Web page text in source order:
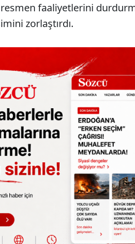
faaliyetlerini
zorlaştırdı.